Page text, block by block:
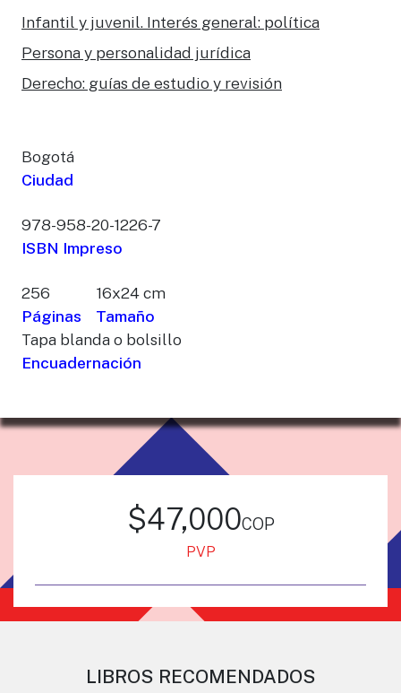
Infantil y juvenil. Interés general: política
Persona y personalidad jurídica
Derecho: guías de estudio y revisión
Bogotá
Ciudad
978-958-20-1226-7
ISBN Impreso
256
Páginas
16x24 cm
Tamaño
Tapa blanda o bolsillo
Encuadernación
$47,000cop
PVP
LIBROS RECOMENDADOS